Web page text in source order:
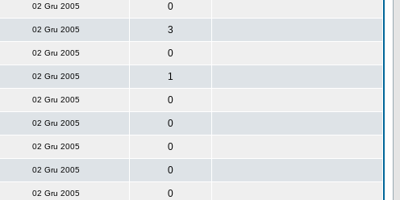
02 Gru 2005 0
02 Gru 2005 3
02 Gru 2005 0
02 Gru 2005 1
02 Gru 2005 0
02 Gru 2005 0
02 Gru 2005 0
02 Gru 2005 0
02 Gru 2005 0